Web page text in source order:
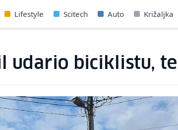
Lifestyle Scitech Auto Križaljka
udario biciklistu,